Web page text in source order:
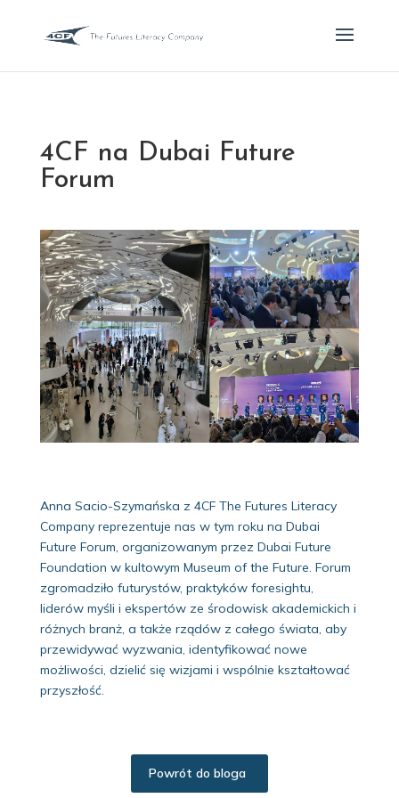
4CF na Dubai Future
Forum
Anna Sacio-Szymańska z 4CF The Futures Literacy
Company reprezentuje nas w tym roku na Dubai
Future Forum, organizowanym przez Dubai Future
Foundation w kultowym Museum of the Future. Forum
zgromadziło futurystów, praktyków foresightu,
liderów myśli i ekspertów ze środowisk akademickich i
różnych branż, a także rządów z całego świata, aby
przewidywać wyzwania, identyfikować nowe
możliwości, dzielić się wizjami i wspólnie kształtować
przyszłość.
Powrót do bloga